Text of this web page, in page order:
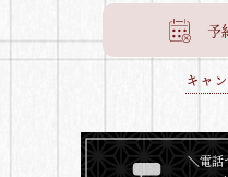
予
キャ
＼電話